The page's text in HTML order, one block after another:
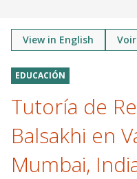
View in English
EDUCACIÓN
Tutoría de
Balsakhi en
Mumbai,